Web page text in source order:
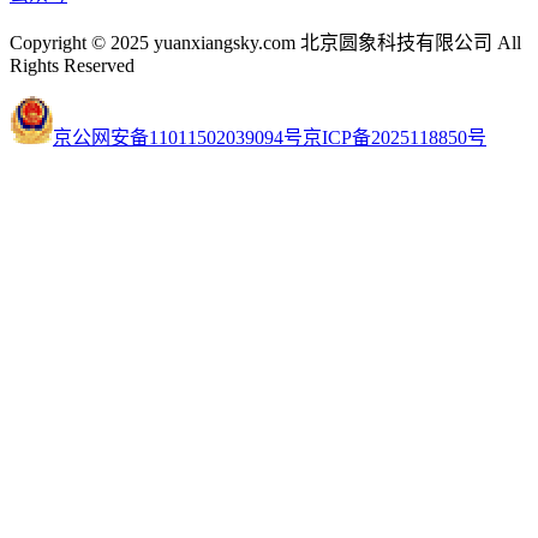
Copyright © 2025 yuanxiangsky.com 北京圆象科技有限公司 All
Rights Reserved
京公网安备11011502039094号京ICP备2025118850号